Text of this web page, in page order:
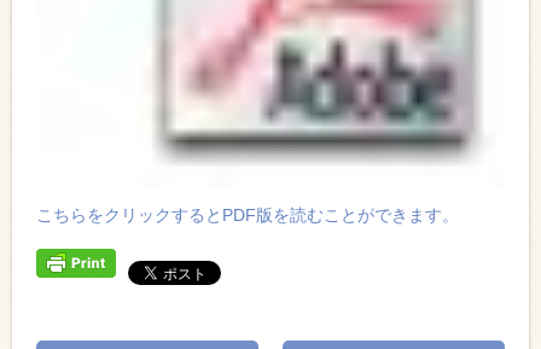
こちらをクリックするとPDF版を読むことができます。